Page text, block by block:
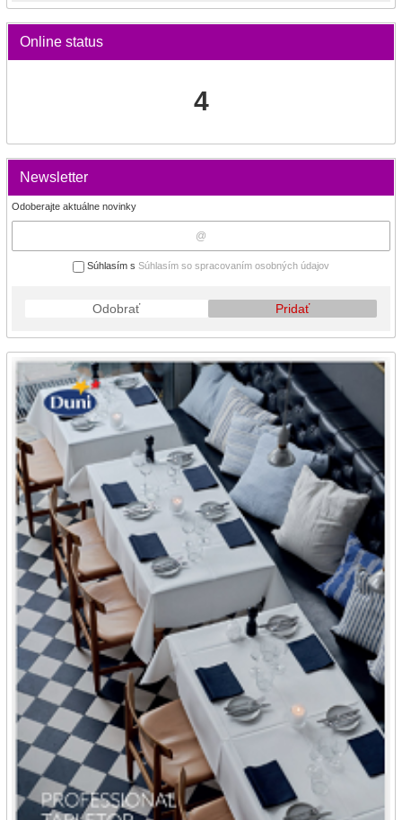
Online status
4
Newsletter
Odoberajte aktuálne novinky
Súhlasím s Súhlasím so spracovaním osobných údajov
Odobrať Pridať